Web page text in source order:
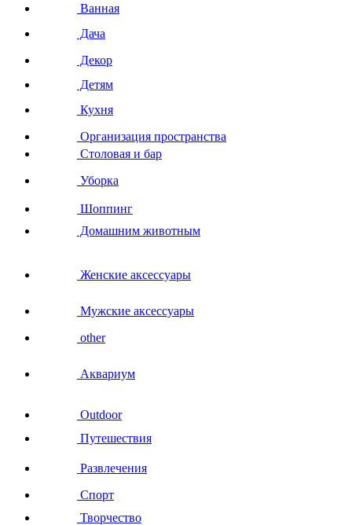
Ванная
Дача
Декор
Детям
Кухня
Организация пространства
Столовая и бар
Уборка
Шоппинг
Домашним животным
Женские аксессуары
Мужские аксессуары
other
Аквариум
Outdoor
Путешествия
Развлечения
Спорт
Творчество